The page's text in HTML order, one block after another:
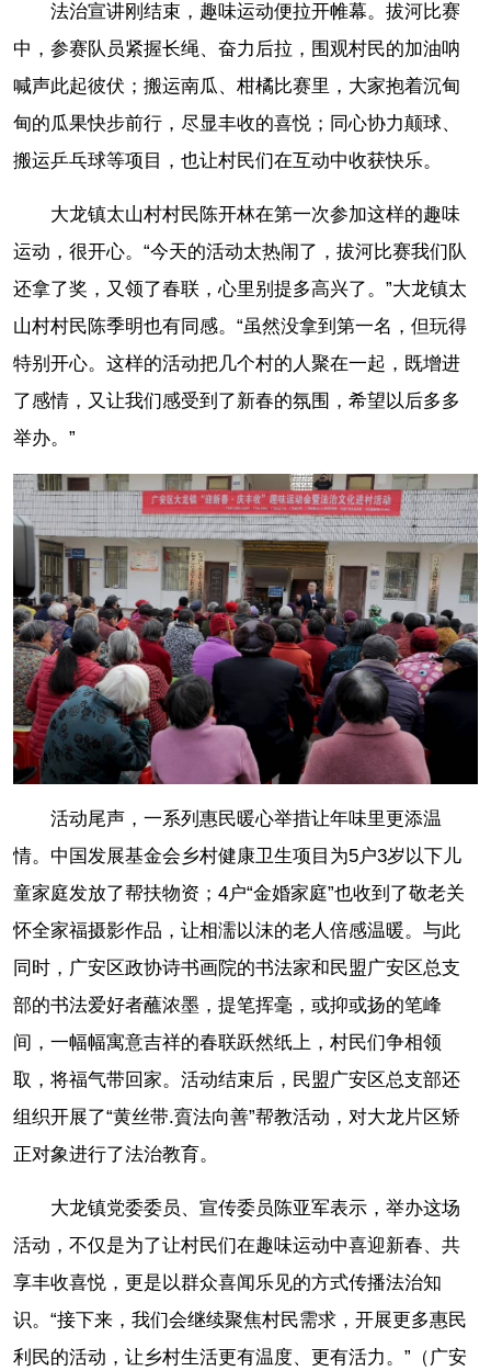
法治宣讲刚结束，趣味运动便拉开帷幕。拔河比赛
中，参赛队员紧握长绳、奋力后拉，围观村民的加油呐
喊声此起彼伏；搬运南瓜、柑橘比赛里，大家抱着沉甸
甸的瓜果快步前行，尽显丰收的喜悦；同心协力颠球、
搬运乒乓球等项目，也让村民们在互动中收获快乐。
大龙镇太山村村民陈开林在第一次参加这样的趣味
运动，很开心。“今天的活动太热闹了，拔河比赛我们队
还拿了奖，又领了春联，心里别提多高兴了。”大龙镇太
山村村民陈季明也有同感。“虽然没拿到第一名，但玩得
特别开心。这样的活动把几个村的人聚在一起，既增进
了感情，又让我们感受到了新春的氛围，希望以后多多
举办。”
活动尾声，一系列惠民暖心举措让年味里更添温
情。中国发展基金会乡村健康卫生项目为5户3岁以下儿
童家庭发放了帮扶物资；4户“金婚家庭”也收到了敬老关
怀全家福摄影作品，让相濡以沫的老人倍感温暖。与此
同时，广安区政协诗书画院的书法家和民盟广安区总支
部的书法爱好者蘸浓墨，提笔挥毫，或抑或扬的笔峰
间，一幅幅寓意吉祥的春联跃然纸上，村民们争相领
取，将福气带回家。活动结束后，民盟广安区总支部还
组织开展了“黄丝带.賨法向善”帮教活动，对大龙片区矫
正对象进行了法治教育。
大龙镇党委委员、宣传委员陈亚军表示，举办这场
活动，不仅是为了让村民们在趣味运动中喜迎新春、共
享丰收喜悦，更是以群众喜闻乐见的方式传播法治知
识。“接下来，我们会继续聚焦村民需求，开展更多惠民
利民的活动，让乡村生活更有温度、更有活力。”（广安